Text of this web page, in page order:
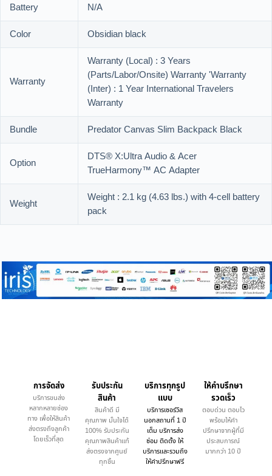
Battery
N/A
Color
Obsidian black
Warranty
Warranty (Local) : 3 Years
(Parts/Labor/Onsite) Warranty 'Warranty
(Inter) : 1 Year International Travelers
Warranty
Bundle
Predator Canvas Slim Backpack Black
Option
DTS® X:Ultra Audio & Acer
TrueHarmony™ AC Adapter
Weight
Weight : 2.1 kg (4.63 lbs.) with 4-cell battery
pack
การจัดส่ง
บริการขนส่ง
หลากหลายช่อง
ทาง เพื่อให้สินค้า
ส่งตรงถึงลูกค้า
โดยเร็วที่สุด
รับประกัน
สินค้า
สินค้าดี มี
คุณภาพ มั่นใจได้
100% รับประกัน
คุณภาพสินค้าแท้
ส่งตรงจากศูนย์
ทุกชิ้น
บริการทุกรูป
แบบ
บริการเซอร์วิส
นอกสถานที่ 1 ปี
เต็ม บริการส่ง
ซ่อม ติดตั้ง ให้
บริการและรวมถึง
ให้คำปรึกษาฟรี
ให้คำบรึกษา
รวดเร็ว
ตอบด่วน ตอบไว
พร้อมให้คำ
ปรึกษาจากผู้ที่มี
ประสบการณ์
มากกว่า 10 ปี